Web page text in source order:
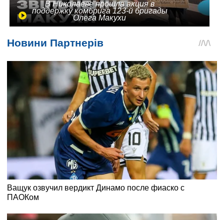
В Николаеве прошла акция в
поддержку комбрига 123-й бригады
Олега Макухи